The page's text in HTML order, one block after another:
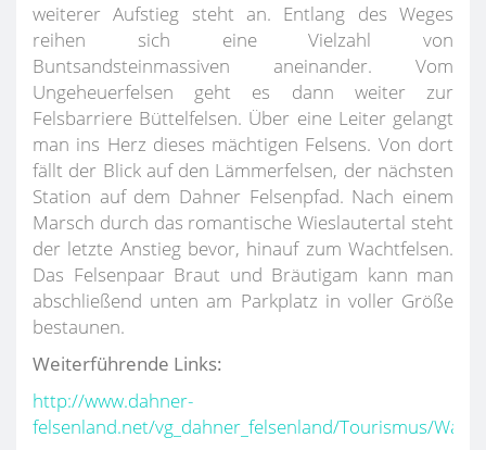
weiterer Aufstieg steht an. Entlang des Weges
reihen sich eine Vielzahl von
Buntsandsteinmassiven aneinander. Vom
Ungeheuerfelsen geht es dann weiter zur
Felsbarriere Büttelfelsen. Über eine Leiter gelangt
man ins Herz dieses mächtigen Felsens. Von dort
fällt der Blick auf den Lämmerfelsen, der nächsten
Station auf dem Dahner Felsenpfad. Nach einem
Marsch durch das romantische Wieslautertal steht
der letzte Anstieg bevor, hinauf zum Wachtfelsen.
Das Felsenpaar Braut und Bräutigam kann man
abschließend unten am Parkplatz in voller Größe
bestaunen.
Weiterführende Links:
http://www.dahner-
felsenland.net/vg_dahner_felsenland/Tourismus/